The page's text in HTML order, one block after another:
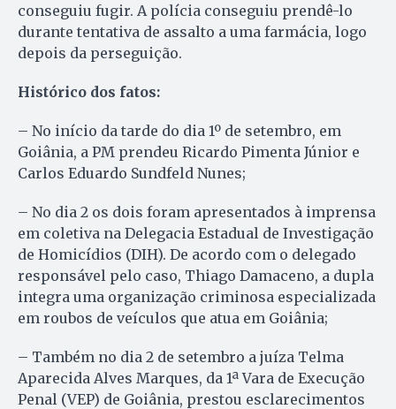
conseguiu fugir. A polícia conseguiu prendê-lo
durante tentativa de assalto a uma farmácia, logo
depois da perseguição.
Histórico dos fatos:
– No início da tarde do dia 1º de setembro, em
Goiânia, a PM prendeu Ricardo Pimenta Júnior e
Carlos Eduardo Sundfeld Nunes;
– No dia 2 os dois foram apresentados à imprensa
em coletiva na Delegacia Estadual de Investigação
de Homicídios (DIH). De acordo com o delegado
responsável pelo caso, Thiago Damaceno, a dupla
integra uma organização criminosa especializada
em roubos de veículos que atua em Goiânia;
– Também no dia 2 de setembro a juíza Telma
Aparecida Alves Marques, da 1ª Vara de Execução
Penal (VEP) de Goiânia, prestou esclarecimentos